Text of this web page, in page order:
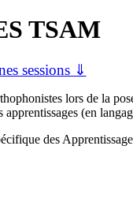
TSAM
sessions ⇓
lors de la
(en
des